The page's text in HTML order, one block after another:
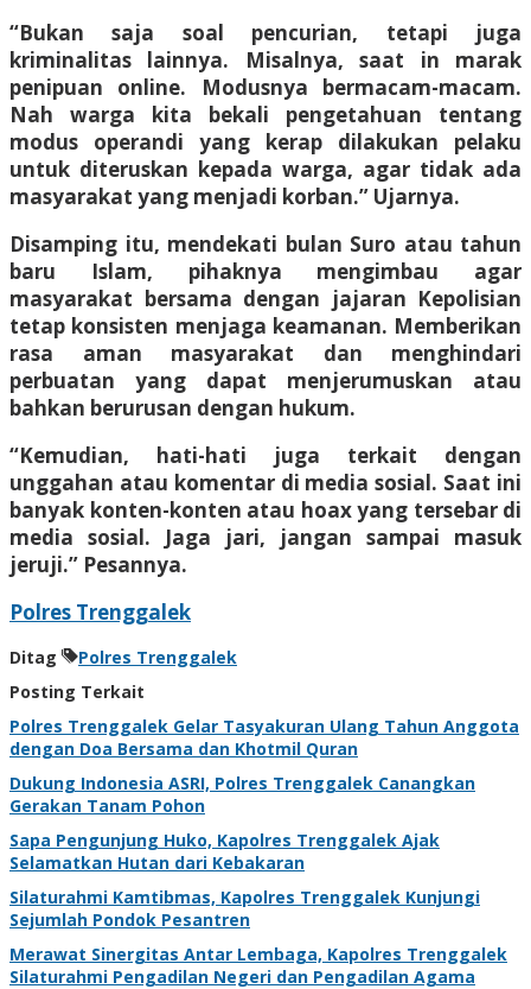
“Bukan saja soal pencurian, tetapi juga
kriminalitas lainnya. Misalnya, saat in marak
penipuan online. Modusnya bermacam-macam.
Nah warga kita bekali pengetahuan tentang
modus operandi yang kerap dilakukan pelaku
untuk diteruskan kepada warga, agar tidak ada
masyarakat yang menjadi korban.” Ujarnya.
Disamping itu, mendekati bulan Suro atau tahun
baru Islam, pihaknya mengimbau agar
masyarakat bersama dengan jajaran Kepolisian
tetap konsisten menjaga keamanan. Memberikan
rasa aman masyarakat dan menghindari
perbuatan yang dapat menjerumuskan atau
bahkan berurusan dengan hukum.
“Kemudian, hati-hati juga terkait dengan
unggahan atau komentar di media sosial. Saat ini
banyak konten-konten atau hoax yang tersebar di
media sosial. Jaga jari, jangan sampai masuk
jeruji.” Pesannya.
Polres Trenggalek
Ditag
Polres Trenggalek
Posting Terkait
Polres Trenggalek Gelar Tasyakuran Ulang Tahun Anggota
dengan Doa Bersama dan Khotmil Quran
Dukung Indonesia ASRI, Polres Trenggalek Canangkan
Gerakan Tanam Pohon
Sapa Pengunjung Huko, Kapolres Trenggalek Ajak
Selamatkan Hutan dari Kebakaran
Silaturahmi Kamtibmas, Kapolres Trenggalek Kunjungi
Sejumlah Pondok Pesantren
Merawat Sinergitas Antar Lembaga, Kapolres Trenggalek
Silaturahmi Pengadilan Negeri dan Pengadilan Agama